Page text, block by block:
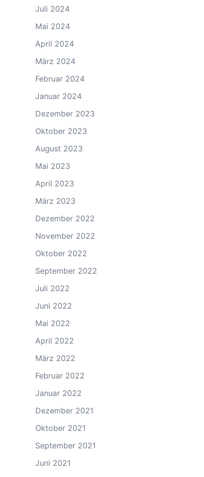
Juli 2024
Mai 2024
April 2024
März 2024
Februar 2024
Januar 2024
Dezember 2023
Oktober 2023
August 2023
Mai 2023
April 2023
März 2023
Dezember 2022
November 2022
Oktober 2022
September 2022
Juli 2022
Juni 2022
Mai 2022
April 2022
März 2022
Februar 2022
Januar 2022
Dezember 2021
Oktober 2021
September 2021
Juni 2021